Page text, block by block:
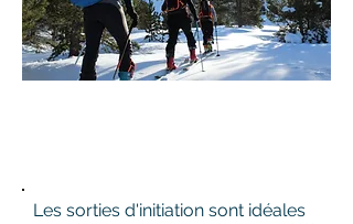
Les sorties d'initiation sont idéales